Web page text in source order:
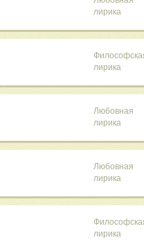
лирика
лирика
Любовная
лирика
Любовная
лирика
лирика